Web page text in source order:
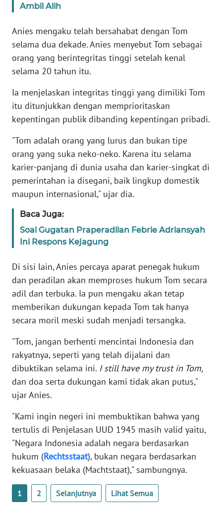
Ambil Alih
Anies mengaku telah bersahabat dengan Tom
selama dua dekade. Anies menyebut Tom sebagai
orang yang berintegritas tinggi setelah kenal
selama 20 tahun itu.
Ia menjelaskan integritas tinggi yang dimiliki Tom
itu ditunjukkan dengan memprioritaskan
kepentingan publik dibanding kepentingan pribadi.
"Tom adalah orang yang lurus dan bukan tipe
orang yang suka neko-neko. Karena itu selama
karier-panjang di dunia usaha dan karier-singkat di
pemerintahan ia disegani, baik lingkup domestik
maupun internasional," ujar dia.
Baca Juga:
Soal Gugatan Praperadilan Febrie Adriansyah
Ini Respons Kejagung
Di sisi lain, Anies percaya aparat penegak hukum
dan peradilan akan memproses hukum Tom secara
adil dan terbuka. Ia pun mengaku akan tetap
memberikan dukungan kepada Tom tak hanya
secara moril meski sudah menjadi tersangka.
"Tom, jangan berhenti mencintai Indonesia dan
rakyatnya, seperti yang telah dijalani dan
dibuktikan selama ini. I still have my trust in Tom,
dan doa serta dukungan kami tidak akan putus,"
ujar Anies.
"Kami ingin negeri ini membuktikan bahwa yang
tertulis di Penjelasan UUD 1945 masih valid yaitu,
"Negara Indonesia adalah negara berdasarkan
hukum (Rechtsstaat), bukan negara berdasarkan
kekuasaan belaka (Machtstaat)," sambungnya.
1 2 Selanjutnya Lihat Semua
MEDIA
SIBER
REDAKSI
KARIR
DISCLAIMER
Wahana
News
WN
SUMUT
JAKARTA
JABAR
WN
BANTEN
NTT
WN
KEPRI
PAPUA
WN
PAPUA
RIAU